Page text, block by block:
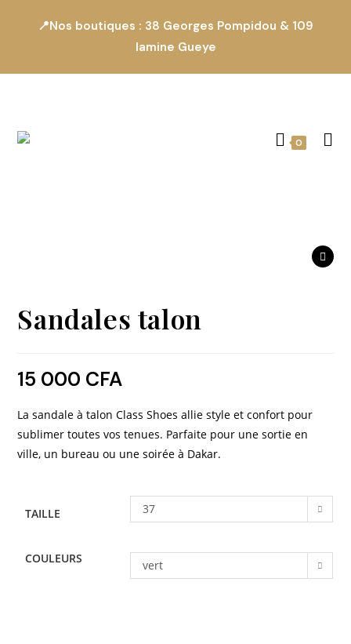
📍Nos boutiques : 38 Georges Pompidou & 109
lamine Gueye
0
Sandales talon
15 000 CFA
La sandale à talon Class Shoes allie style et confort pour
sublimer toutes vos tenues. Parfaite pour une sortie en
ville, un bureau ou une soirée à Dakar.
TAILLE 37
COULEURS vert